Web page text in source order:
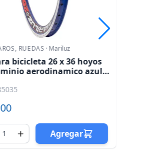
RUEDAS · Mariluz
bicicleta 26 x 36 hoyos
aerodinamico azul
Agregar